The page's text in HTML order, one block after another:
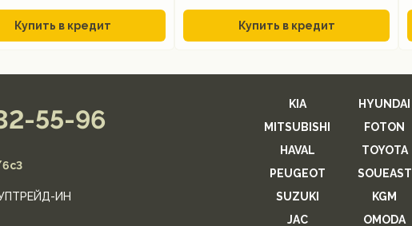
Купить в кредит Купить в кредит
55-96
ТРЕЙД-ИН
KIA HYUNDAI
MITSUBISHI
FOTON
HAVAL
TOYOTA
PEUGEOT
SOUEAST
SUZUKI
KGM
JAC
OMODA